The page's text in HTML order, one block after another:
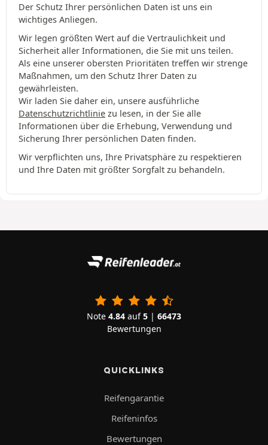
Der Schutz Ihrer persönlichen Daten ist uns ein
wichtiges Anliegen.
Wir legen größten Wert auf die Vertraulichkeit und
Sicherheit aller Informationen, die Sie mit uns teilen.
Als eine unserer obersten Prioritäten treffen wir strenge
Maßnahmen, um den Schutz Ihrer Daten zu
gewährleisten.
Wir laden Sie daher ein, unsere ausführliche
Datenschutzrichtlinie zu lesen, in der Sie alle
Informationen über die Erhebung, Verwendung und
Sicherung Ihrer persönlichen Daten finden.
Wir verpflichten uns, Ihre Privatsphäre zu respektieren
und Ihre Daten mit größter Sorgfalt zu behandeln.
Note 4.84 auf5 | 66473
Bewertungen
QUICKLINKS
Reifengarantie
Reifeninfos
Bewertungen